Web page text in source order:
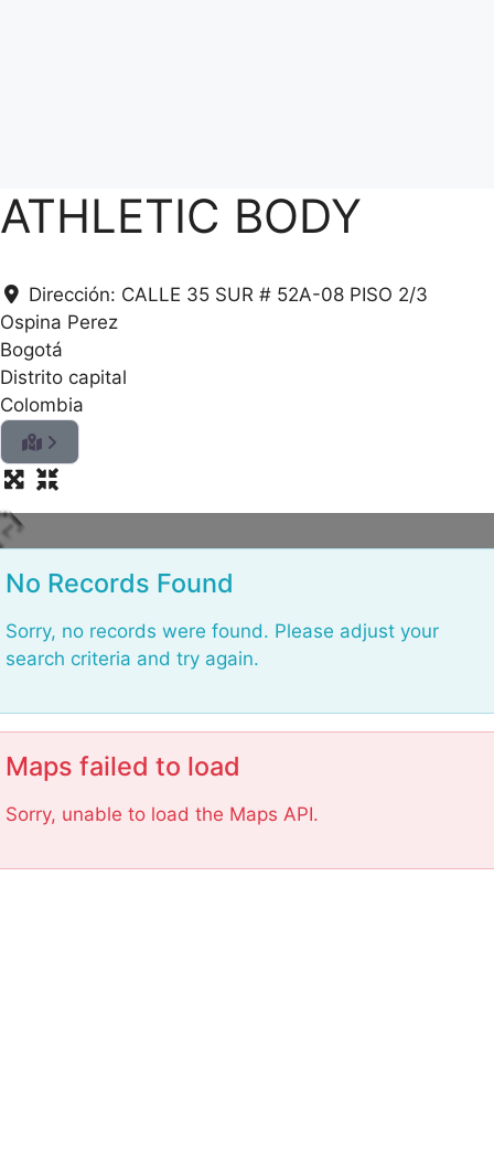
ATHLETIC BODY
Dirección: CALLE 35 SUR # 52A-08 PISO 2/3
Ospina Perez
Bogotá
Distrito capital
Colombia
o
No Records Found
Sorry, no records were found. Please adjust your
search criteria and try again.
Maps failed to load
Sorry, unable to load the Maps API.